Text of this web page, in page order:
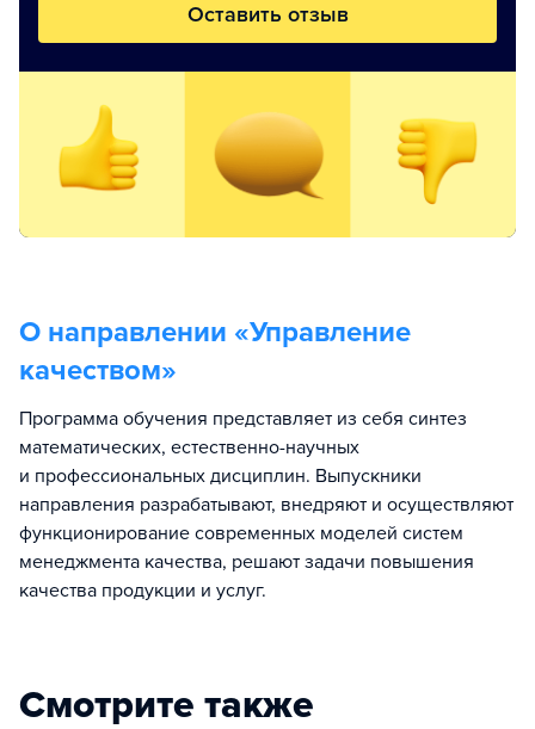
Оставить отзыв
О направлении «Управление
качеством»
Программа обучения представляет из себя синтез
математических, естественно-научных
и профессиональных дисциплин. Выпускники
направления разрабатывают, внедряют и осуществляют
функционирование современных моделей систем
менеджмента качества, решают задачи повышения
качества продукции и услуг.
Смотрите также